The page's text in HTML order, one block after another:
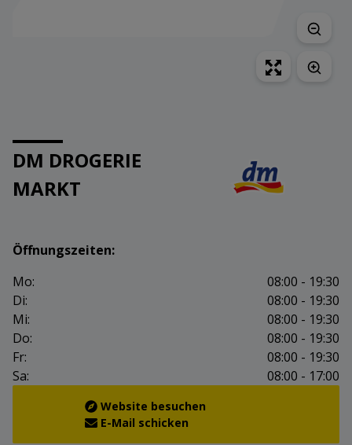
DM DROGERIE
MARKT
Öffnungszeiten:
Mo:
08:00 - 19:30
Di:
08:00 - 19:30
Mi:
08:00 - 19:30
Do:
08:00 - 19:30
Fr:
08:00 - 19:30
Sa:
08:00 - 17:00
Website besuchen
E-Mail schicken